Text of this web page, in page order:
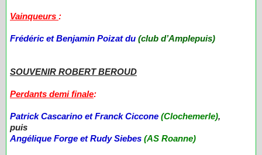
Vainqueurs :
Frédéric et Benjamin Poizat du (club d’Amplepuis)
SOUVENIR ROBERT BEROUD
Perdants demi finale:
Patrick Cascarino et Franck Ciccone (Clochemerle),
puis
Angélique Forge et Rudy Siebes (AS Roanne)